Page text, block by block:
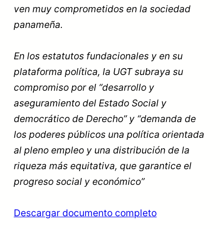
ven muy comprometidos en la sociedad
panameña.
En los estatutos fundacionales y en su
plataforma política, la UGT subraya su
compromiso por el “desarrollo y
aseguramiento del Estado Social y
democrático de Derecho” y “demanda de
los poderes públicos una política orientada
al pleno empleo y una distribución de la
riqueza más equitativa, que garantice el
progreso social y económico”
Descargar documento completo